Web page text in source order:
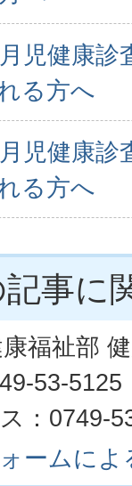
児健康診
る方へ
児健康診
る方へ
記事に
福祉部
53-5125
：0749-
ームによ